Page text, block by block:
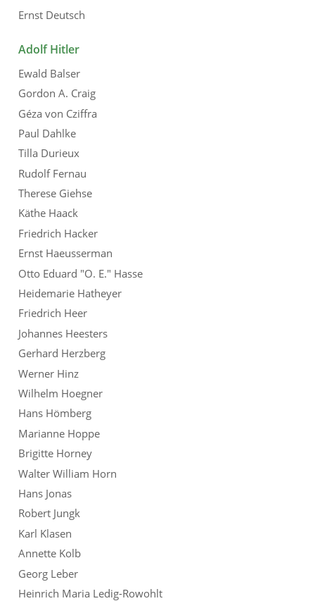
Ernst Deutsch
Adolf Hitler
Ewald Balser
Gordon A. Craig
Géza von Cziffra
Paul Dahlke
Tilla Durieux
Rudolf Fernau
Therese Giehse
Käthe Haack
Friedrich Hacker
Ernst Haeusserman
Otto Eduard "O. E." Hasse
Heidemarie Hatheyer
Friedrich Heer
Johannes Heesters
Gerhard Herzberg
Werner Hinz
Wilhelm Hoegner
Hans Hömberg
Marianne Hoppe
Brigitte Horney
Walter William Horn
Hans Jonas
Robert Jungk
Karl Klasen
Annette Kolb
Georg Leber
Heinrich Maria Ledig-Rowohlt